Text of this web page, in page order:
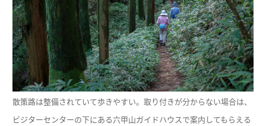
散策路は整備されていて歩きやすい。取り付きが分からない場合は、
ビジターセンターの下にある六甲山ガイドハウスで案内してもらえる